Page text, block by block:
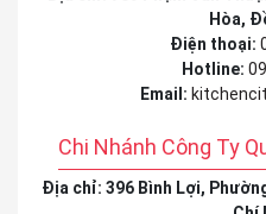
Hòa,
Điện thoại:
Hotline:
Email:
Chi Nhánh Công Ty
Địa chỉ: 396 Bình Lợi,